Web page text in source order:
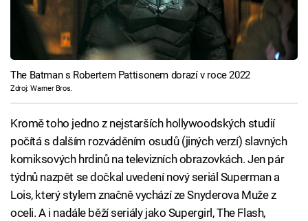
The Batman s Robertem Pattisonem dorazí v roce 2022
Zdroj: Warner Bros.
Kromě toho jedno z nejstarších hollywoodských studií
počítá s dalším rozváděním osudů (jiných verzí) slavných
komiksových hrdinů na televizních obrazovkách. Jen pár
týdnů nazpět se dočkal uvedení nový seriál Superman a
Lois, který stylem značně vychází ze Snyderova Muže z
oceli. A i nadále běží seriály jako Supergirl, The Flash,